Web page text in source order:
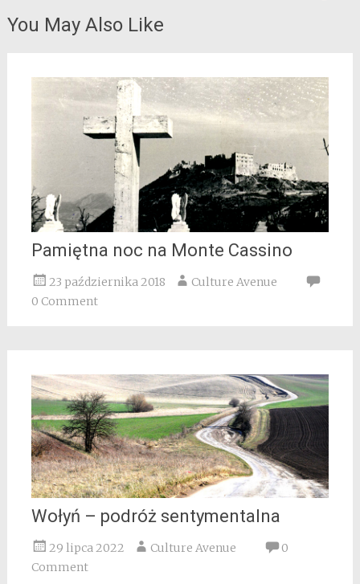
You May Also Like
Pamiętna noc na Monte Cassino
23 października 2018
Culture Avenue
0 Comment
Wołyń – podróż sentymentalna
29 lipca 2022 Culture Avenue
0
Comment